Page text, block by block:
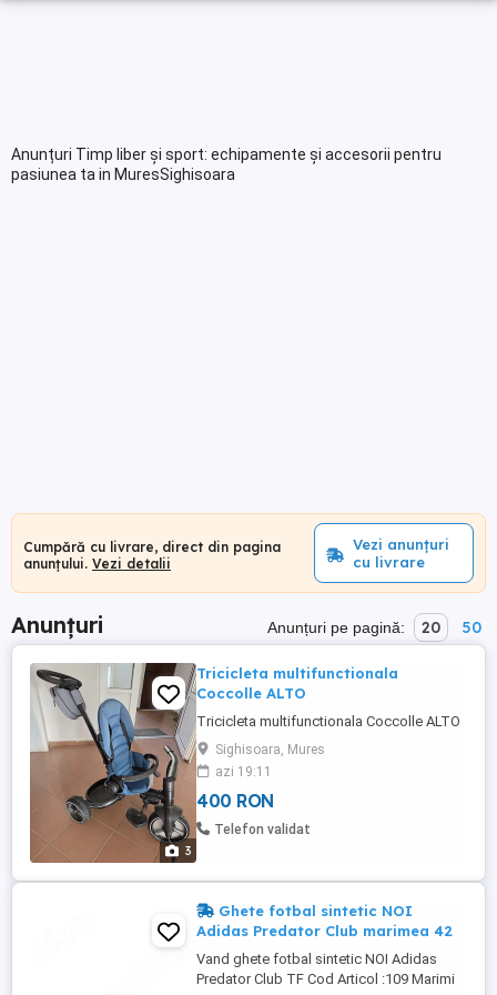
Anunțuri Timp liber și sport: echipamente și accesorii pentru
pasiunea ta in MuresSighisoara
Cumpără cu livrare, direct din pagina
anunțului. Vezi detalii
Vezi anunțuri
cu livrare
Anunțuri Anunțuri pe pagină: 20 50
3
Tricicleta multifunctionala
Coccolle ALTO
Tricicleta multifunctionala Coccolle ALTO
Sighisoara, Mures
azi 19:11
400 RON
Telefon validat
Ghete fotbal sintetic NOI
Adidas Predator Club marimea 42
Vand ghete fotbal sintetic NOI Adidas
Predator Club TF Cod Articol :109 Marimi